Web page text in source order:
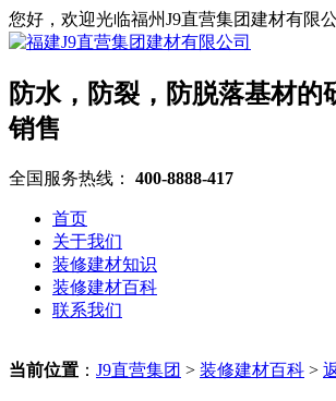
您好，欢迎光临福州J9直营集团建材有限
防水，防裂，防脱落基材的
销售
全国服务热线： 400-8888-417
首页
关于我们
装修建材知识
装修建材百科
联系我们
当前位置 ： J9直营集团 > 装修建材百科 >